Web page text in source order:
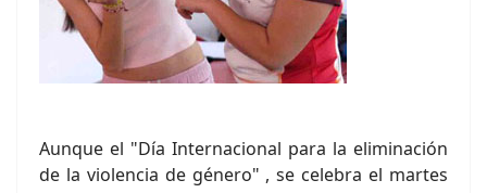
Aunque el "Día Internacional para la eliminación
de la violencia de género" , se celebra el martes